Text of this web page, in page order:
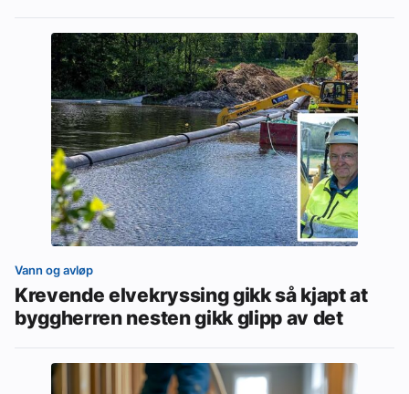
Vann og avløp
Krevende elvekryssing gikk så kjapt at
byggherren nesten gikk glipp av det